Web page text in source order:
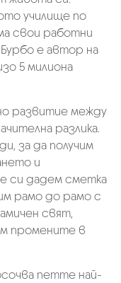
училище по
свои работни
е автор на
5 милиона
развитие между
разлика.
за да получим
и
си дадем сметка
рамо до рамо с
свят,
промените в
петте най-